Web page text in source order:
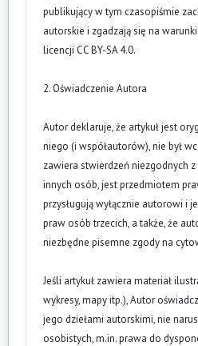
publikujący w tym czasopiśmie
autorskie i zgadzają się na
licencji CC BY-SA 4.0.
2. Oświadczenie Autora
Autor deklaruje, że artykuł jest
niego (i współautorów), nie był
zawiera stwierdzeń niezgodnych
innych osób, jest przedmiotem
przysługują wyłącznie autorowi i
praw osób trzecich, a także, że
niezbędne pisemne zgody na
Jeśli artykuł zawiera materiał
wykresy, mapy itp.), Autor
jego dziełami autorskimi, nie
osobistych, m.in. prawa do